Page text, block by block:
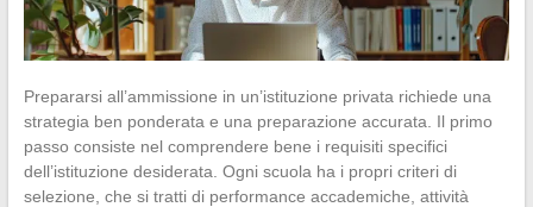
Prepararsi all’ammissione in un’istituzione privata richiede una
strategia ben ponderata e una preparazione accurata. Il primo
passo consiste nel comprendere bene i requisiti specifici
dell’istituzione desiderata. Ogni scuola ha i propri criteri di
selezione, che si tratti di performance accademiche, attività